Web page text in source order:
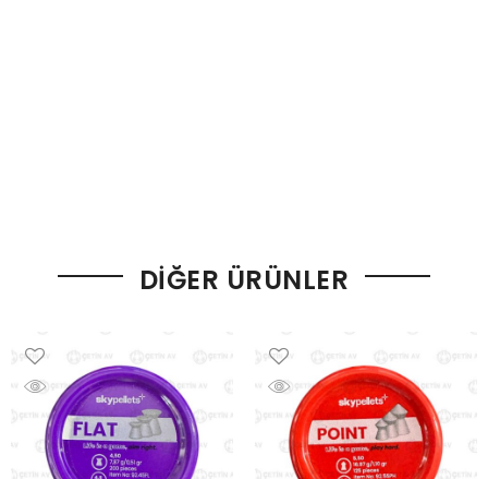
DIĞER ÜRÜNLER